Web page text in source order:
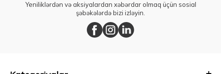
Yeniliklərdən və aksiyalardan xəbərdar olmaq üçün sosial
şəbəkələrdə bizi izləyin.